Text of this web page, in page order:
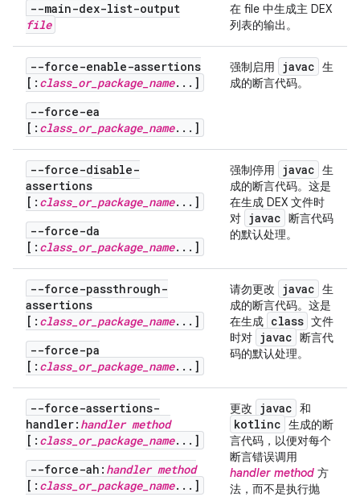
--main-dex-list-output
file
在 file 中生成主 DEX
列表的输出。
--force-enable-assertions
[: class_or_package_name...]
--force-ea
[: class_or_package_name...]
强制启用 javac 生
成的断言代码。
--force-disable-
assertions
[: class_or_package_name...]
--force-da
[: class_or_package_name...]
强制停用 javac 生
成的断言代码。这是
在生成 DEX 文件时
对 javac 断言代码
的默认处理。
--force-passthrough-
assertions
[: class_or_package_name...]
--force-pa
[: class_or_package_name...]
请勿更改 javac 生
成的断言代码。这是
在生成 class 文件
时对 javac 断言代
码的默认处理。
--force-assertions-
handler: handler method
[: class_or_package_name...]
--force-ah: handler method
[: class_or_package_name...]
更改 javac 和
kotlinc 生成的断
言代码，以便对每个
断言错误调用
handler method 方
法，而不是执行抛